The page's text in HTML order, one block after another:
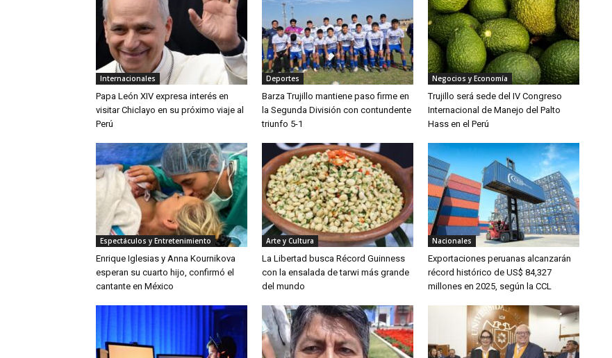
Internacionales
Papa León XIV expresa interés en
visitar Chiclayo en su próximo viaje al
Perú
Deportes
Barza Trujillo mantiene paso firme en
la Segunda División con contundente
triunfo 5-1
Negocios y Economía
Trujillo será sede del IV Congreso
Internacional de Manejo del Palto
Hass en el Perú
Espectáculos y Entretenimiento
Enrique Iglesias y Anna Kournikova
esperan su cuarto hijo, confirmó el
cantante en México
Arte y Cultura
La Libertad busca Récord Guinness
con la ensalada de tarwi más grande
del mundo
Nacionales
Exportaciones peruanas alcanzarán
récord histórico de US$ 84,327
millones en 2025, según la CCL